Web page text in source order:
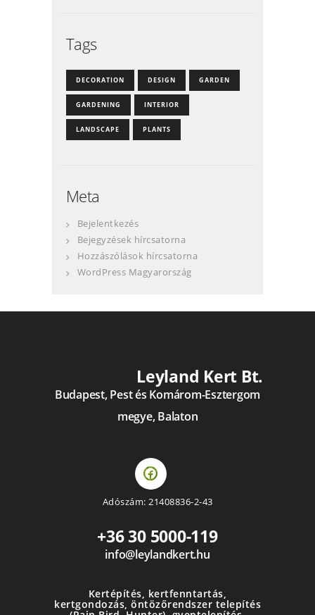
Tags
DECORATION DESIGN GARDEN
GARDENING INTERIOR
LANDSCAPE PLANTS
Meta
Bejelentkezés
Bejegyzések hírcsatorna
Hozzászólások hírcsatorna
WordPress Magyarország
Leyland Kert Bt.
Budapest, Pest és Komárom-Esztergom
megye, Balaton
Adószám: 21408836-2-43
+36 30 5000-119
info@leylandkert.hu
Kertépítés, kertfenntartás,
kertgondozás, öntözőrendszer telepítés